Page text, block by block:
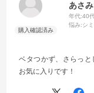
あさ
年代:40
悩み:シミ
ベタつかず、さらっ
お気に入りです！